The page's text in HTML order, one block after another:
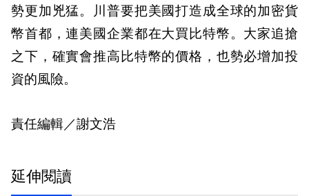
勢更加兇猛。川普要把美國打造成全球的加密貨
幣首都，連美國企業都在大買比特幣。大家追搶
之下，確實會推高比特幣的價格，也勢必增加投
資的風險。
責任編輯／謝文浩
延伸閱讀